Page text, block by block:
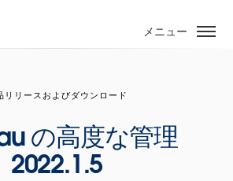
メニュー
リリースおよびダウンロード
の高度な管理
2022.1.5